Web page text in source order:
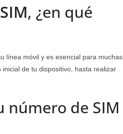
, ¿en qué
línea móvil y es esencial para muchas
de tu dispositivo, hasta realizar
número de SIM